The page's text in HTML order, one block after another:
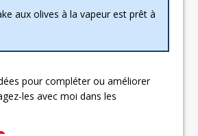
aux olives à la vapeur est prêt à
pour compléter ou améliorer
les avec moi dans les